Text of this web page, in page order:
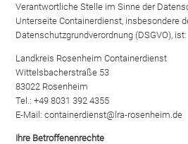
Verantwortliche Stelle im Sinne der
Unterseite Containerdienst, insbesondere
Datenschutzgrundverordnung (DSGVO), ist:
Landkreis Rosenheim Containerdienst
Wittelsbacherstraße 53
83022 Rosenheim
Tel.: +49 8031 392 4355
E-Mail: containerdienst@lra-rosenheim.de
Ihre Betroffenenrechte